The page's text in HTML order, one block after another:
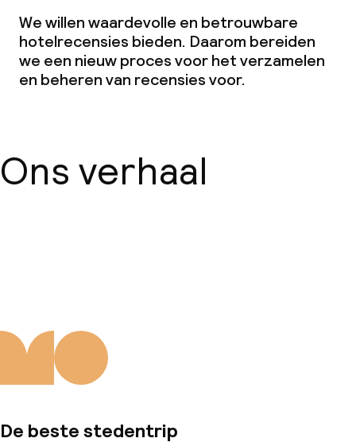
Conferentieruimte
Vergaderruimte
Borg bij aankomst
We willen waardevolle en betrouwbare
hotelrecensies bieden. Daarom bereiden
we een nieuw proces voor het verzamelen
en beheren van recensies voor.
Ons verhaal
De beste stedentrip